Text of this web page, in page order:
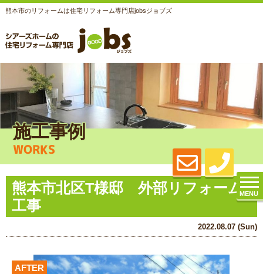
熊本市のリフォームは住宅リフォーム専門店jobsジョブズ
MENU
施工事例
WORKS
熊本市北区T様邸 外部リフォーム
工事
2022.08.07 (Sun)
AFTER